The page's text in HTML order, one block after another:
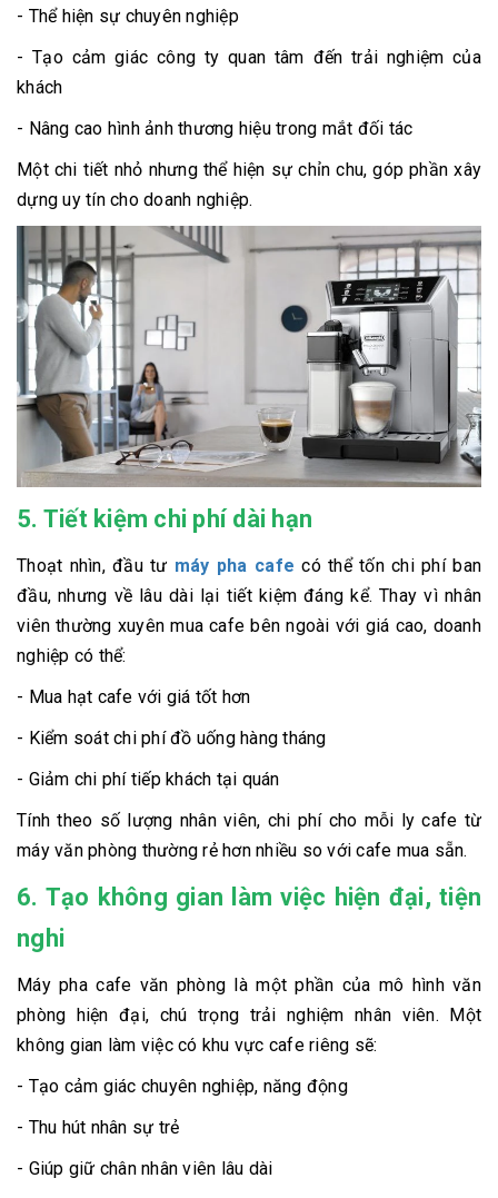
- Thể hiện sự chuyên nghiệp
- Tạo cảm giác công ty quan tâm đến trải nghiệm của
khách
- Nâng cao hình ảnh thương hiệu trong mắt đối tác
Một chi tiết nhỏ nhưng thể hiện sự chỉn chu, góp phần xây
dựng uy tín cho doanh nghiệp.
5. Tiết kiệm chi phí dài hạn
Thoạt nhìn, đầu tư máy pha cafe có thể tốn chi phí ban
đầu, nhưng về lâu dài lại tiết kiệm đáng kể. Thay vì nhân
viên thường xuyên mua cafe bên ngoài với giá cao, doanh
nghiệp có thể:
- Mua hạt cafe với giá tốt hơn
- Kiểm soát chi phí đồ uống hàng tháng
- Giảm chi phí tiếp khách tại quán
Tính theo số lượng nhân viên, chi phí cho mỗi ly cafe từ
máy văn phòng thường rẻ hơn nhiều so với cafe mua sẵn.
6. Tạo không gian làm việc hiện đại, tiện
nghi
Máy pha cafe văn phòng là một phần của mô hình văn
phòng hiện đại, chú trọng trải nghiệm nhân viên. Một
không gian làm việc có khu vực cafe riêng sẽ:
- Tạo cảm giác chuyên nghiệp, năng động
- Thu hút nhân sự trẻ
- Giúp giữ chân nhân viên lâu dài